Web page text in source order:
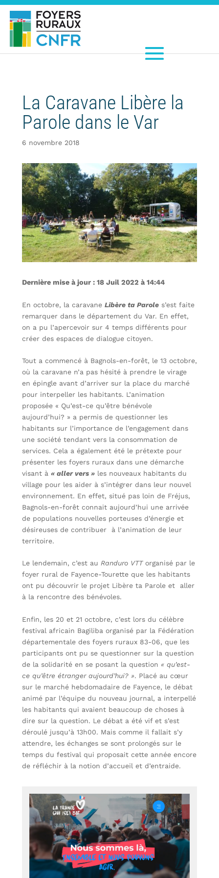
La Caravane Libère la
Parole dans le Var
6 novembre 2018
Dernière mise à jour : 18 Juil 2022 à 14:44
En octobre, la caravane Libère ta Paroles’est faite
remarquer dans le département du Var. En effet,
on a pu l’apercevoir sur 4 temps différents pour
créer des espaces de dialogue citoyen.
Tout a commencé à Bagnols-en-forêt, le 13 octobre,
où la caravane n’a pas hésité à prendre le virage
en épingle avant d’arriver sur la place du marché
pour interpeller les habitants. L’animation
proposée « Qu’est-ce qu’être bénévole
aujourd’hui? » a permis de questionner les
habitants sur l’importance de l’engagement dans
une société tendant vers la consommation de
services. Cela a également été le prétexte pour
présenter les foyers ruraux dans une démarche
visant à « aller vers »les nouveaux habitants du
village pour les aider à s’intégrer dans leur nouvel
environnement. En effet, situé pas loin de Fréjus,
Bagnols-en-forêt connait aujourd’hui une arrivée
de populations nouvelles porteuses d’énergie et
désireuses de contribuer à l’animation de leur
territoire.
Le lendemain, c’est au Randuro VTTorganisé par le
foyer rural de Fayence-Tourette que les habitants
ont pu découvrir le projet Libère ta Parole et aller
à la rencontre des bénévoles.
Enfin, les 20 et 21 octobre, c’est lors du célèbre
festival africain Bagiliba organisé par la Fédération
départementale des foyers ruraux 83-06, que les
participants ont pu se questionner sur la question
de la solidarité en se posant la question « qu’est-
ce qu’être étranger aujourd’hui? ». Placé au cœur
sur le marché hebdomadaire de Fayence, le débat
animé par l’équipe du nouveau journal, a interpellé
les habitants qui avaient beaucoup de choses à
dire sur la question. Le débat a été vif et s’est
déroulé jusqu’à 13h00. Mais comme il fallait s’y
attendre, les échanges se sont prolongés sur le
temps du festival qui proposait cette année encore
de réfléchir à la notion d’accueil et d’entraide.